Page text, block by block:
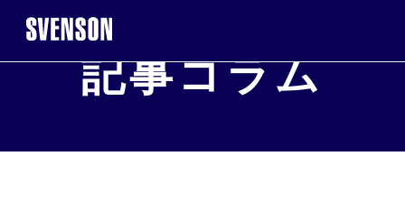
まずは無料相談を。お気軽にご来店くだ
記事コラム